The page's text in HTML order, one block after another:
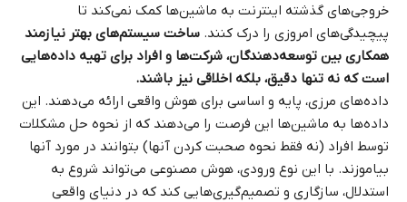
خروجی‌های گذشته اینترنت به ماشین‌ها کمک نمی‌کند تا
پیچیدگی‌های امروزی را درک کنند. ساخت سیستم‌های بهتر نیازمند
همکاری بین توسعه‌دهندگان، شرکت‌ها و افراد برای تهیه داده‌هایی
است که نه تنها دقیق، بلکه اخلاقی نیز باشند.
داده‌های مرزی، پایه و اساسی برای هوش واقعی ارائه می‌دهند. این
داده‌ها به ماشین‌ها این فرصت را می‌دهند که از نحوه حل مشکلات
توسط افراد (نه فقط نحوه صحبت کردن آنها) بتوانند در مورد آنها
بیاموزند. با این نوع ورودی، هوش مصنوعی می‌تواند شروع به
استدلال، سازگاری و تصمیم‌گیری‌هایی کند که در دنیای واقعی